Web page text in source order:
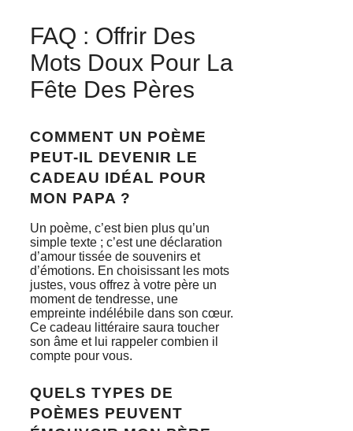
FAQ : Offrir Des
Mots Doux Pour La
Fête Des Pères
COMMENT UN POÈME
PEUT-IL DEVENIR LE
CADEAU IDÉAL POUR
MON PAPA ?
Un poème, c’est bien plus qu’un
simple texte ; c’est une déclaration
d’amour tissée de souvenirs et
d’émotions. En choisissant les mots
justes, vous offrez à votre père un
moment de tendresse, une
empreinte indélébile dans son cœur.
Ce cadeau littéraire saura toucher
son âme et lui rappeler combien il
compte pour vous.
QUELS TYPES DE
POÈMES PEUVENT